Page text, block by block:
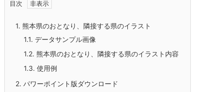
目次
1. 熊本県のおとなり、隣接する県のイラスト
1.1. データサンプル画像
1.2. 熊本県のおとなり、隣接する県のイラスト内容
1.3. 使用例
2. パワーポイント版ダウンロード